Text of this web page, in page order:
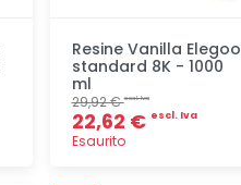
Resine Vanilla Elegoo
standard 8K - 1000
ml
29,92 €escl. Iva
22,62 € escl. Iva
Esaurito